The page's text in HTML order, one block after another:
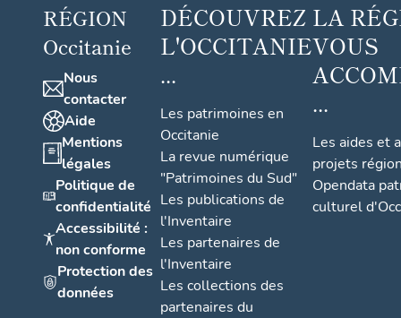
RÉGION
Occitanie
Nous
contacter
Aide
Mentions
légales
Politique de
confidentialité
Accessibilité :
non conforme
Protection des
données
DÉCOUVREZ
L'OCCITANIE
...
Les patrimoines en
Occitanie
La revue numérique
"Patrimoines du Sud"
Les publications de
l'Inventaire
Les partenaires de
l'Inventaire
Les collections des
partenaires du
LA
VOUS
...
Les aides et
projets
Opendata
culturel